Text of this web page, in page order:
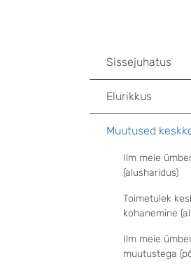
Sissejuhatus
Elurikkus
Muutused
Ilm meie
(alusharidus)
Toimetulek
kohanemine
Ilm meie
muutustega